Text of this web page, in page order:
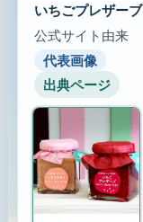
いちごプレザーブ
公式サイト由来
代表画像
出典ページ